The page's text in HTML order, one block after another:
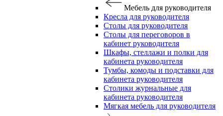
Мебель для руководителя
Кресла для руководителя
Столы для руководителя
Столы для переговоров в
кабинет руководителя
Шкафы, стеллажи и полки для
кабинета руководителя
Тумбы, комоды и подставки для
кабинета руководителя
Столики журнальные для
кабинета руководителя
Мягкая мебель для руководителя